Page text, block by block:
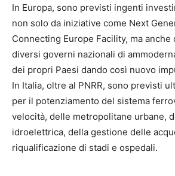
In Europa, sono previsti ingenti
non solo da iniziative come Next
Connecting Europe Facility, ma anche
diversi governi nazionali di
dei propri Paesi dando così nuovo
In Italia, oltre al PNRR, sono previsti
per il potenziamento del sistema
velocità, delle metropolitane urbane,
idroelettrica, della gestione delle
riqualificazione di stadi e ospedali.